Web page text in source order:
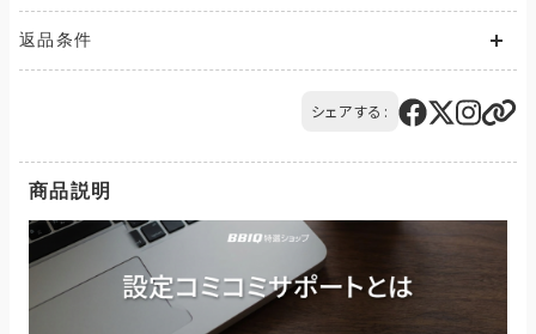
じて異なります。
また、複数の商品を同時にご購入された場合、送料は商品ごと
ご購入のお手続きの際、「お届け先入力」の画面にてお届け先情
配送・送料について
返品条件
14日以内にQTnetお客さまセンターにお電話にてご連絡くださ
交換または返品とさせていただきます。（送料は当社負担）
シェアする:
商品説明